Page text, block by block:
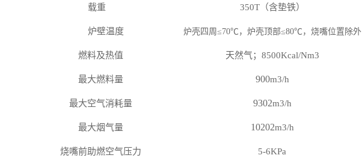
载重 350T（含垫铁）
炉壁温度 炉壳四周 ≤70℃，炉壳顶部≤80℃，烧嘴位置除外
燃料及热值 天然气； 8500Kcal/Nm3
最大燃料量 900m3/h
最大空气消耗量 9302m3/h
最大烟气量 10202m3/h
烧嘴前助燃空气压力 5-6KPa